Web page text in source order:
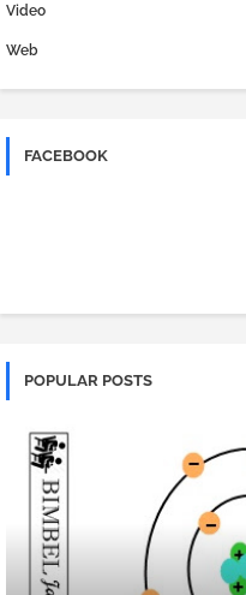
Video
Web
FACEBOOK
POPULAR POSTS